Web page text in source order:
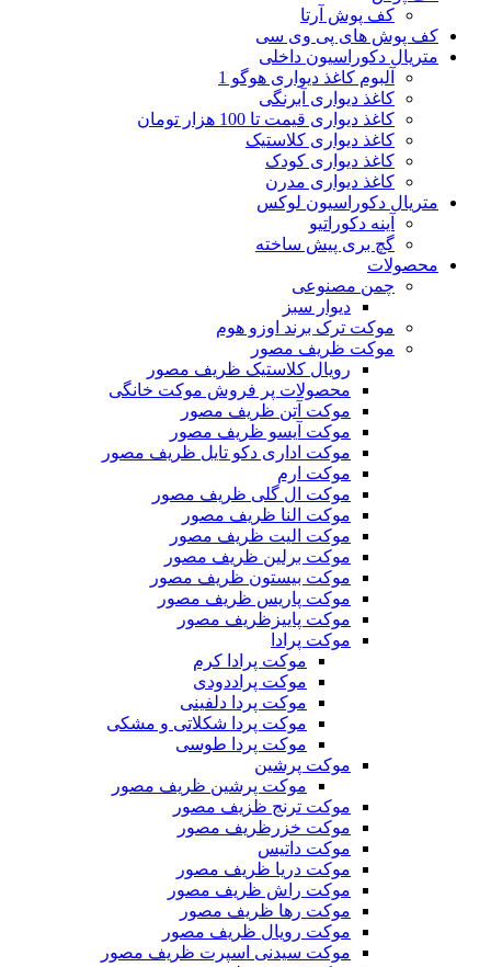
کف پوش آرتا
کف پوش های پی وی سی
متریال دکوراسیون داخلی
آلبوم کاغذ دیواری هوگو 1
کاغذ دیواری آبرنگی
کاغذ دیواری قیمت تا 100 هزار تومان
کاغذ دیواری کلاستیک
کاغذ دیواری کودک
کاغذ دیواری مدرن
متریال دکوراسیون لوکس
آینه دکوراتیو
گچ بری پیش ساخته
محصولات
چمن مصنوعی
دیوار سبز
موکت ترک برند اوزو هوم
موکت ظریف مصور
رویال کلاستیک ظریف مصور
محصولات پر فروش موکت خانگی
موکت آتن ظریف مصور
موکت آیسو ظریف مصور
موکت اداری دکو تایل ظریف مصور
موکت ارم
موکت ال گلی ظریف مصور
موکت النا ظریف مصور
موکت الیت ظریف مصور
موکت برلین ظریف مصور
موکت بیستون ظریف مصور
موکت پاریس ظریف مصور
موکت پاییزظریف مصور
موکت پرادا
موکت پرادا کرم
موکت پراددودی
موکت پردا دلفینی
موکت پردا شکلاتی و مشکی
موکت پردا طوسی
موکت پرشین
موکت پرشین ظریف مصور
موکت ترنج ظزیف مصور
موکت خزرظریف مصور
موکت داتیس
موکت دریا ظریف مصور
موکت راش ظریف مصور
موکت رها ظریف مصور
موکت رویال ظریف مصور
موکت سیدنی اسپرت ظریف مصور